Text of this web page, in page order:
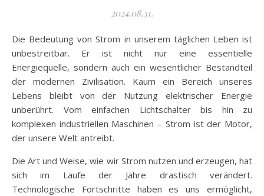
2024.08.31.
Die Bedeutung von Strom in unserem täglichen Leben ist
unbestreitbar. Er ist nicht nur eine essentielle
Energiequelle, sondern auch ein wesentlicher Bestandteil
der modernen Zivilisation. Kaum ein Bereich unseres
Lebens bleibt von der Nutzung elektrischer Energie
unberührt. Vom einfachen Lichtschalter bis hin zu
komplexen industriellen Maschinen – Strom ist der Motor,
der unsere Welt antreibt.
Die Art und Weise, wie wir Strom nutzen und erzeugen, hat
sich im Laufe der Jahre drastisch verändert.
Technologische Fortschritte haben es uns ermöglicht,